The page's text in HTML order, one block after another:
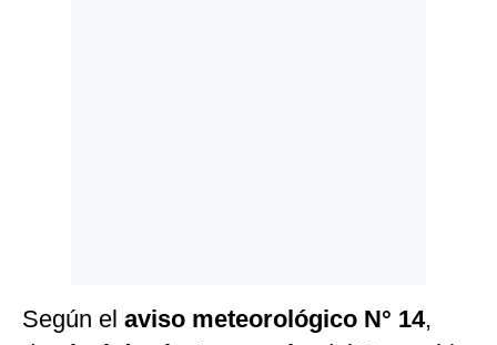
Según el aviso meteorológico N° 14,